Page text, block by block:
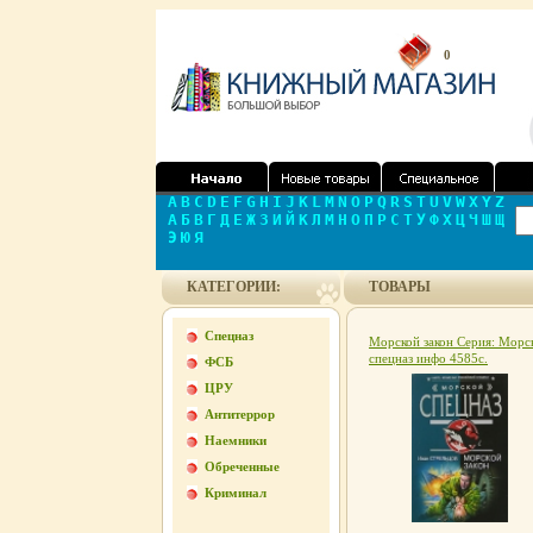
0
A B C D E F G H I J K L M N O P Q R S T U V W X Y Z
А Б В Г Д Е Ж З И Й К Л М Н О П Р С Т У Ф Х Ц Ч Ш Щ
Э Ю Я
КАТЕГОРИИ:
Спецназ
ФСБ
ЦРУ
Антитеррор
Наемники
Обреченные
Криминал
ТОВАРЫ
Морской закон Серия:
спецназ инфо 4585c.